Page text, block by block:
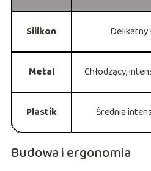
Silikon Delikatny
Metal Chłodzący,
Plastik Średnia
Budowa i ergonomia